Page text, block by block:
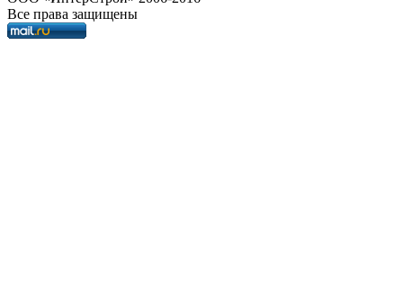
Все права защищены